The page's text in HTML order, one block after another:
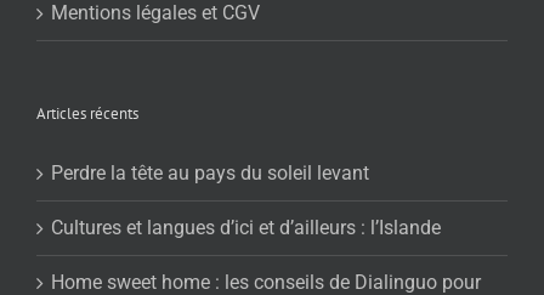
Mentions légales et CGV
Articles récents
Perdre la tête au pays du soleil levant
Cultures et langues d’ici et d’ailleurs : l’Islande
Home sweet home : les conseils de Dialinguo pour